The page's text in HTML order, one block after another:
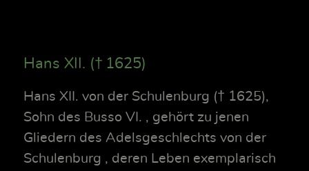
Hans XII. († 1625)
Hans XII. von der Schulenburg († 1625),
Sohn des Busso VI. , gehört zu jenen
Gliedern des Adelsgeschlechts von der
Schulenburg , deren Leben exemplarisch